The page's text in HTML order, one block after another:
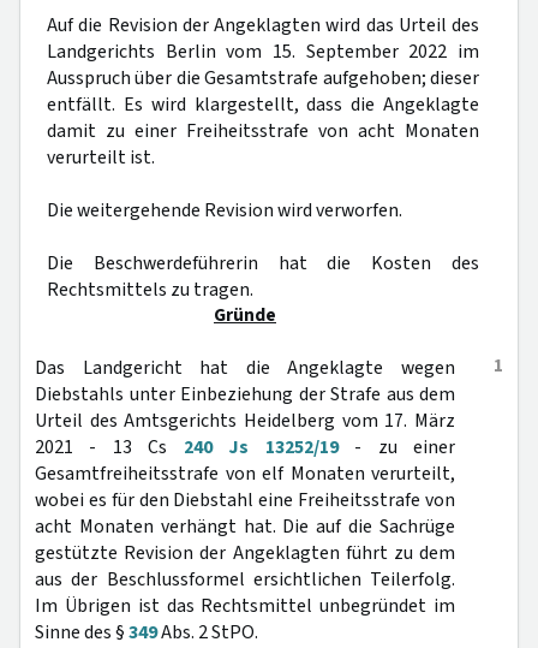
Auf die Revision der Angeklagten wird das Urteil des
Landgerichts Berlin vom 15. September 2022 im
Ausspruch über die Gesamtstrafe aufgehoben; dieser
entfällt. Es wird klargestellt, dass die Angeklagte
damit zu einer Freiheitsstrafe von acht Monaten
verurteilt ist.
Die weitergehende Revision wird verworfen.
Die Beschwerdeführerin hat die Kosten des
Rechtsmittels zu tragen.
Gründe
1
Das Landgericht hat die Angeklagte wegen
Diebstahls unter Einbeziehung der Strafe aus dem
Urteil des Amtsgerichts Heidelberg vom 17. März
2021 - 13 Cs 240 Js 13252/19- zu einer
Gesamtfreiheitsstrafe von elf Monaten verurteilt,
wobei es für den Diebstahl eine Freiheitsstrafe von
acht Monaten verhängt hat. Die auf die Sachrüge
gestützte Revision der Angeklagten führt zu dem
aus der Beschlussformel ersichtlichen Teilerfolg.
Im Übrigen ist das Rechtsmittel unbegründet im
Sinne des §349Abs. 2 StPO.